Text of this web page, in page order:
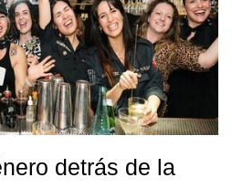
detrás de la